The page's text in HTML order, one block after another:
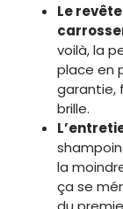
Le
voilà, la
place en
garantie,
brille.
la
ça se